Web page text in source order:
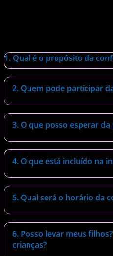
1. Qual é o propósito da
2. Quem pode participar
3. O que posso esperar
4. O que está incluído na
5. Qual será o horário da
6. Posso levar meus
crianças?